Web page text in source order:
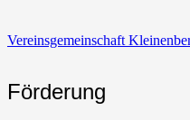
Vereinsgemeinschaft
Förderung